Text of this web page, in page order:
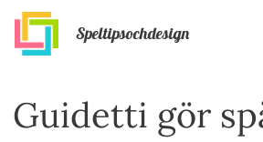
Speltipsochdesign
Guidetti gör